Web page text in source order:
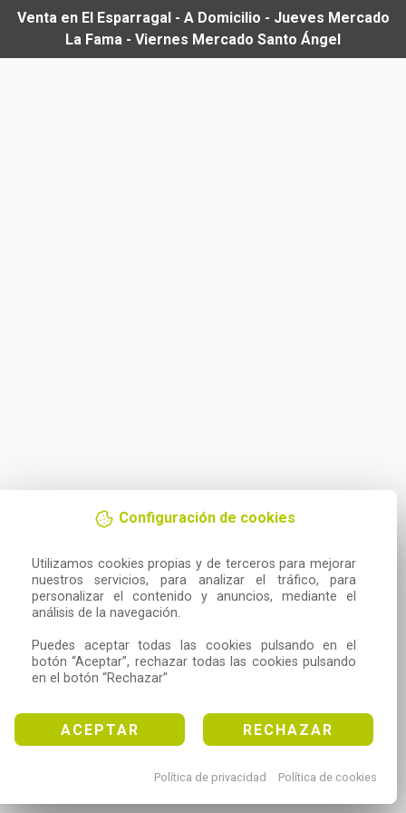
Configuración de cookies
Utilizamos cookies propias y de terceros para mejorar
nuestros servicios, para analizar el tráfico, para
personalizar el contenido y anuncios, mediante el
análisis de la navegación.
Puedes aceptar todas las cookies pulsando en el
botón “Aceptar”, rechazar todas las cookies pulsando
en el botón “Rechazar”
ACEPTAR RECHAZAR
Política de privacidad Política de cookies
Venta en El Esparragal - A Domicilio - Jueves Mercado
La Fama - Viernes Mercado Santo Ángel